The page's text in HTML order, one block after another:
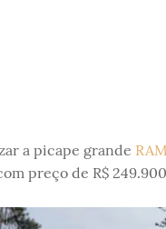
a picape grande
preço de R$